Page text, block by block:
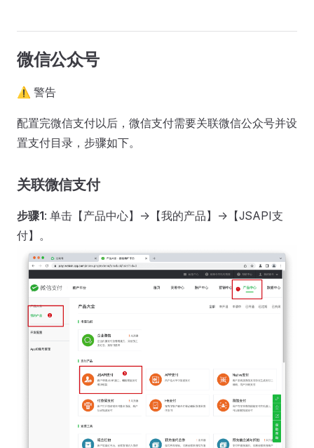
微信公众号
⚠️ 警告
配置完微信支付以后，微信支付需要关联微信公众号并设
置支付目录，步骤如下。
关联微信支付
步骤1: 单击【产品中心】->【我的产品】->【JSAPI支
付】。